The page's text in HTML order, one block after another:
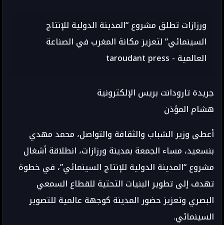
ورزازات تطلق مشروع “المدينة الدولية للإنتاج
السينمائي” لتعزيز مكانة المغرب في الصناعة
العالمية - taroudant press
جريدة تارودانت بريس الإلكترونية
هشام المؤذن
أعطى وزير الشباب والثقافة والتواصل، محمد مهدي
بنسعيد، مساء الجمعة بمدينة ورزازات، انطلاقة أشغال
مشروع “المدينة الدولية للإنتاج السينمائي”، في خطوة
تهدف إلى تطوير البنيات التحتية للقطاع السمعي
البصري وتعزيز حضور المدينة كوجهة عالمية للتصوير
السينمائي.